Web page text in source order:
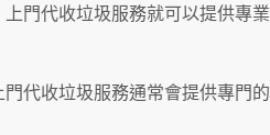
門代收垃圾服務就可以提供專業
代收垃圾服務通常會提供專門的